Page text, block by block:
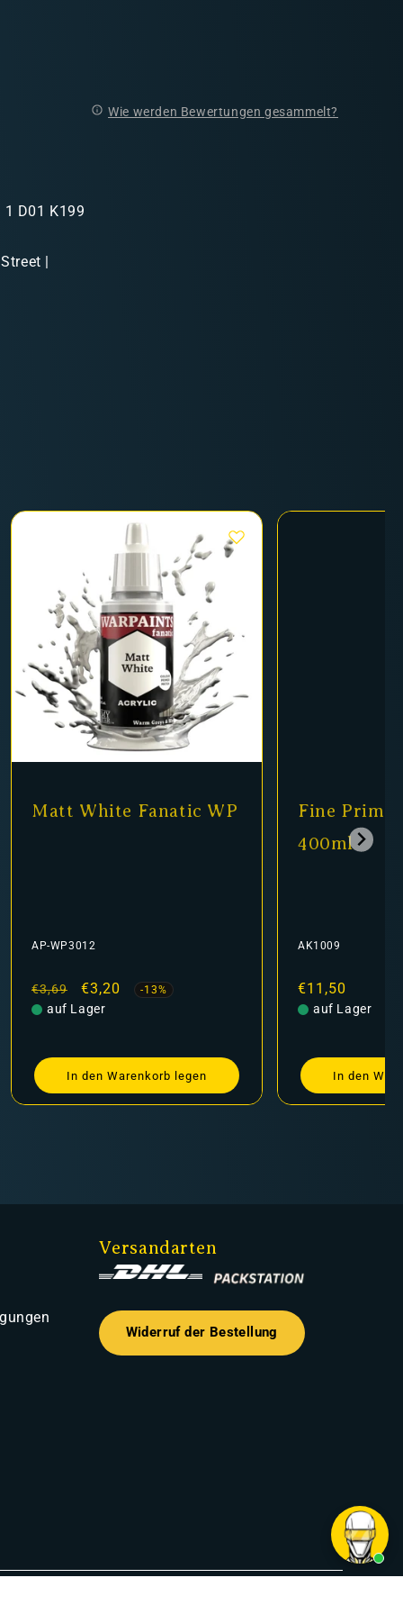
Wie werden Bewertungen gesammelt?
D01 K199
|
White Fanatic WP
WP3012
Verkaufspreis
€3,20 -13%
auf Lager
In den Warenkorb legen
Fine Primer
400ml
AK1009
Normaler
€11,50
auf Lager
In den Warenkorb
Versandarten
Widerruf der Bestellung